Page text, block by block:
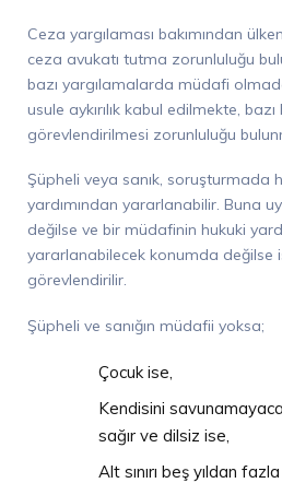
Ceza yargılaması bakımından
ceza avukatı tutma zorunluluğu
bazı yargılamalarda müdafi
usule aykırılık kabul edilmekte,
görevlendirilmesi zorunluluğu
Şüpheli veya sanık, soruşturmada
yardımından yararlanabilir. Buna
değilse ve bir müdafinin hukuki
yararlanabilecek konumda değilse
görevlendirilir.
Şüpheli ve sanığın müdafii yoksa;
Çocuk ise,
Kendisini
sağır ve dilsiz ise,
Alt sınırı beş yıldan